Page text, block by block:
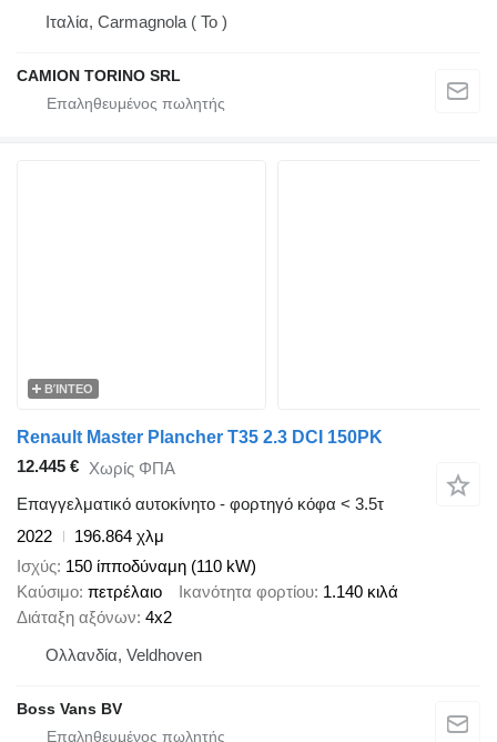
Ιταλία, Carmagnola ( To )
CAMION TORINO SRL
ΒΊΝΤΕΟ
Renault Master Plancher T35 2.3 DCI 150PK
12.445 € Χωρίς ΦΠΑ
Επαγγελματικό αυτοκίνητο - φορτηγό κόφα < 3.5τ
2022
196.864 χλμ
Ισχύς 150 ίπποδύναμη (110 kW)
Καύσιμο πετρέλαιο Ικανότητα φορτίου 1.140 κιλά
Διάταξη αξόνων 4x2
Ολλανδία, Veldhoven
Boss Vans BV